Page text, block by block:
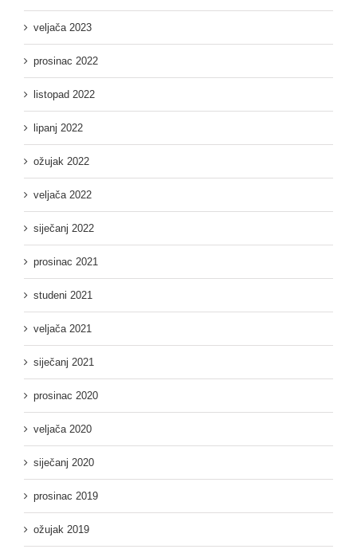
veljača 2023
prosinac 2022
listopad 2022
lipanj 2022
ožujak 2022
veljača 2022
siječanj 2022
prosinac 2021
studeni 2021
veljača 2021
siječanj 2021
prosinac 2020
veljača 2020
siječanj 2020
prosinac 2019
ožujak 2019